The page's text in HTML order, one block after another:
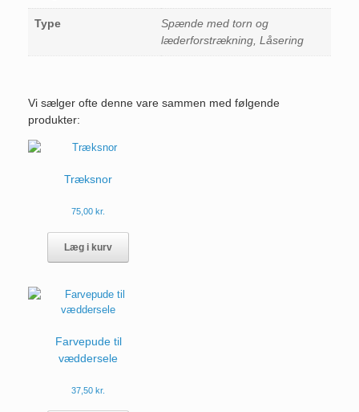
Type
Spænde med torn og
læderforstrækning, Låsering
Vi sælger ofte denne vare sammen med følgende
produkter:
Træksnor
75,00 kr.
Læg i kurv
har
Farvepude til
væddersele
37,50 kr.